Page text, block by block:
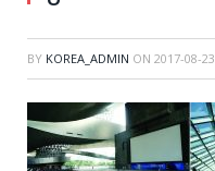
BY KOREA_ADMIN ON 2017-08-23